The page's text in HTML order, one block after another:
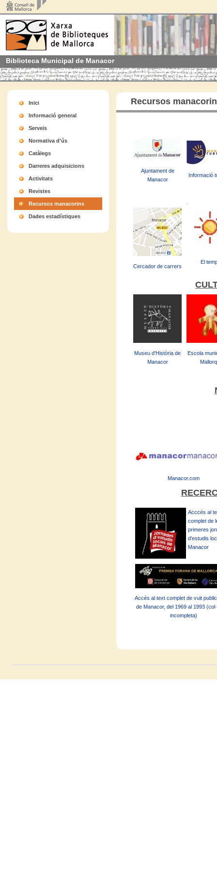
Biblioteca Municipal de Manacor
Inici
Informació general
Serveis
Normativa d'ús
Catàlegs
Darreres adquisicions
Activitats
Revistes
Recursos manacorins
Dades estadístiques
Recursos
Ajuntament de
Manacor
Informació
Cercador de carrers
El
Museu d'Història de
Manacor
Escola
Manacor.com
Acccés al
complet de
primeres
d'estudis
Manacor
Accés al text complet de vuit
de Manacor, del 1969 al 1993
incompleta)